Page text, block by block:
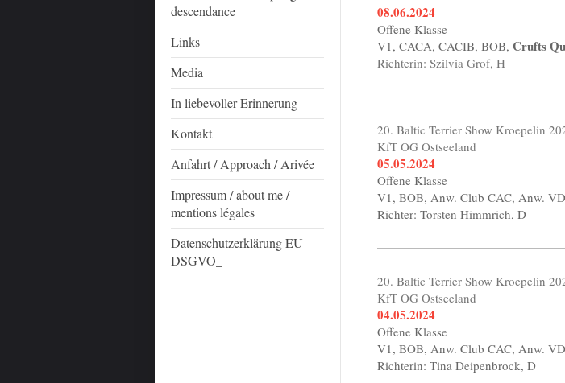
descendance
Links
Media
In liebevoller Erinnerung
Kontakt
Anfahrt / Approach / Arivée
Impressum / about me /
mentions légales
Datenschutzerklärung EU-
DSGVO_
08.06.2024
Offene Klasse
V1, CACA, CACIB, BOB,Crufts
Richterin: Szilvia Grof, H
20. Baltic Terrier Show Kroepelin
KfT OG Ostseeland
05.05.2024
Offene Klasse
V1, BOB, Anw. Club CAC, Anw.
Richter: Torsten Himmrich, D
20. Baltic Terrier Show Kroepelin
KfT OG Ostseeland
04.05.2024
Offene Klasse
V1, BOB, Anw. Club CAC, Anw.
Richterin: Tina Deipenbrock, D